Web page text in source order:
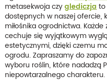
metasekwoja czyglediczja to
dostępnych w naszej ofercie,
miłośnika ogrodnictwa.
cechuje się wyjątkowym
estetycznymi, dzięki czemu
ogrodu. Zapraszamy do
wyboru roślin, które nadadzą
niepowtarzalnego charakteru.